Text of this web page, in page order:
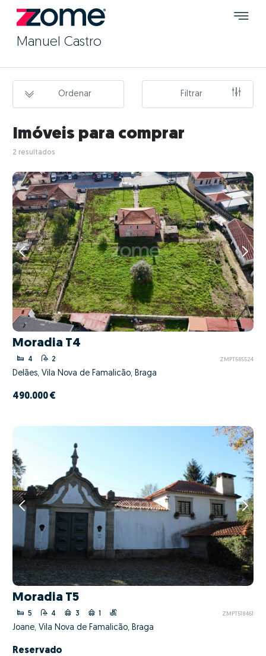
Manuel Castro
Ordenar Filtrar
Imóveis para comprar
2 resultados
Moradia T4
4 2 ZMPT585524
Delães, Vila Nova de Famalicão, Braga
490.000 €
Moradia T5
5 4 3 1 ZMPT518461
Joane, Vila Nova de Famalicão, Braga
Reservado